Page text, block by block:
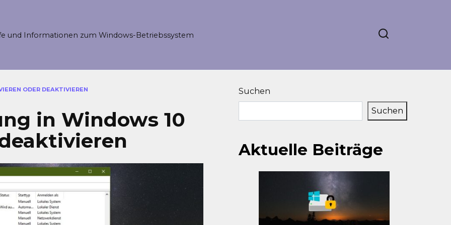
und Informationen zum Windows-Betriebssystem
ODER DEAKTIVIEREN
in Windows 10
Suchen
Suchen
Aktuelle Beiträge